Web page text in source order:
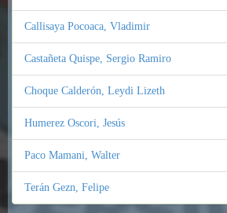
Callisaya Pocoaca, Vladimir
Castañeta Quispe, Sergio Ramiro
Choque Calderón, Leydi Lizeth
Humerez Oscori, Jesús
Paco Mamani, Walter
Terán Gezn, Felipe